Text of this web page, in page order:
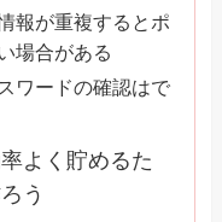
報が重複するとポ
場合がある
ワードの確認はで
よく貯めるた
う